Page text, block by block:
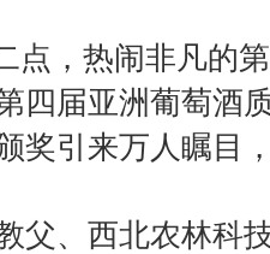
点，热闹非凡的
四届亚洲葡萄酒
奖引来万人瞩目
、西北农林科